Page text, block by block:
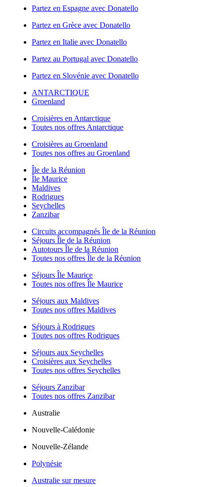
Partez en Espagne avec Donatello
Partez en Grèce avec Donatello
Partez en Italie avec Donatello
Partez au Portugal avec Donatello
Partez en Slovénie avec Donatello
ANTARCTIQUE
Groenland
Croisières en Antarctique
Toutes nos offres Antarctique
Croisières au Groenland
Toutes nos offres au Groenland
Île de la Réunion
Île Maurice
Maldives
Rodrigues
Seychelles
Zanzibar
Circuits accompagnés Île de la Réunion
Séjours Île de la Réunion
Autotours Île de la Réunion
Toutes nos offres Île de la Réunion
Séjours Île Maurice
Toutes nos offres Île Maurice
Séjours aux Maldives
Toutes nos offres Maldives
Séjours à Rodrigues
Toutes nos offres Rodrigues
Séjours aux Seychelles
Croisières aux Seychelles
Toutes nos offres Seychelles
Séjours Zanzibar
Toutes nos offres Zanzibar
Australie
Nouvelle-Calédonie
Nouvelle-Zélande
Polynésie
Australie sur mesure